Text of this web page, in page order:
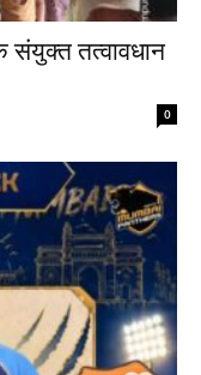
तत्वावधान
0